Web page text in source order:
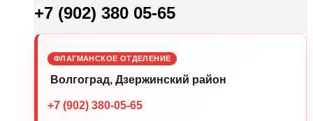
+7 (902) 380 05-65
ФЛАГМАНСКОЕ ОТДЕЛЕНИЕ
Волгоград, Дзержинский район
+7 (902) 380-05-65